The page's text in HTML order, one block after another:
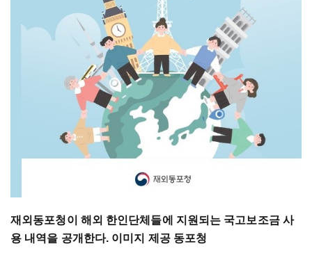
재외동포청이 해외 한인단체들에 지원되는 국고보조금 사
용 내역을 공개한다. 이미지 제공 동포청